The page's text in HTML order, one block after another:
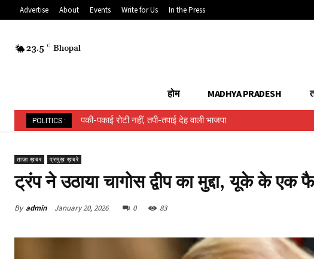
Advertise About Events Write for Us In the Press
23.5 C Bhopal
होम MADHYA PRADESH
POLITICS : पकी-पकाई रोटी नहीं, तपी-तपाई देह वाली भाजपा
हिन्दू ईवीएम बनाम मुस्लिम ईवीएम…..
ताज़ा ख़बर प्रमुख़ ख़बरे
ट्रंप ने उठाया चागोस द्वीप का मुद्दा, यूके के एक
By admin January 20, 2026 0 83